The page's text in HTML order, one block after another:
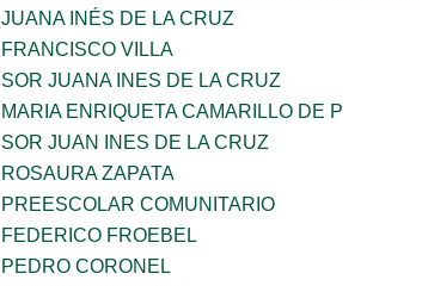
JUANA INÉS DE LA CRUZ
FRANCISCO VILLA
SOR JUANA INES DE LA CRUZ
MARIA ENRIQUETA CAMARILLO DE P
SOR JUAN INES DE LA CRUZ
ROSAURA ZAPATA
PREESCOLAR COMUNITARIO
FEDERICO FROEBEL
PEDRO CORONEL